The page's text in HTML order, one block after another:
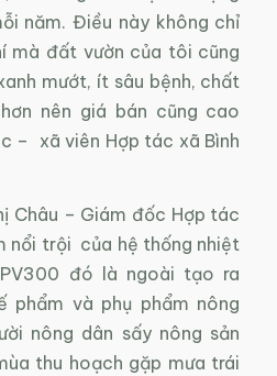
năm. Điều này không chỉ
mà đất vườn của tôi cũng
mướt, ít sâu bệnh, chất
nên giá bán cũng cao
– xã viên Hợp tác xã Bình
Châu – Giám đốc Hợp tác
nổi trội của hệ thống nhiệt
đó là ngoài tạo ra
phẩm và phụ phẩm nông
nông dân sấy nông sản
thu hoạch gặp mưa trái